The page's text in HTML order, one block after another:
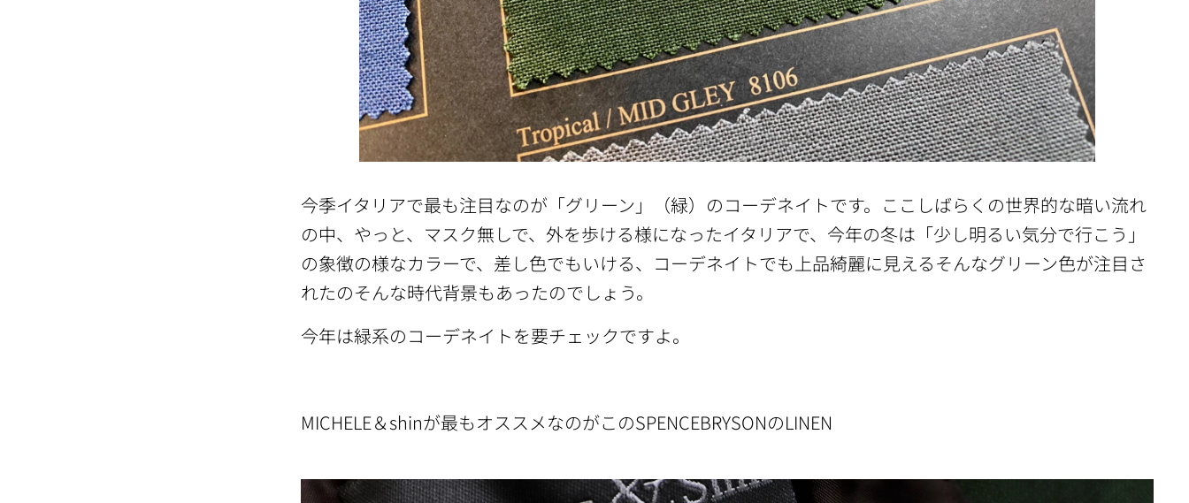
今季イタリアで最も注目なのが「グリーン」（緑）のコーデネイトです。ここしばらくの世界的な暗い流れ
の中、やっと、マスク無しで、外を歩ける様になったイタリアで、今年の冬は「少し明るい気分で行こう」
の象徴の様なカラーで、差し色でもいける、コーデネイトでも上品綺麗に見えるそんなグリーン色が注目さ
れたのそんな時代背景もあったのでしょう。
今年は緑系のコーデネイトを要チェックですよ。
MICHELE＆shinが最もオススメなのがこのSPENCEBRYSONのLINEN